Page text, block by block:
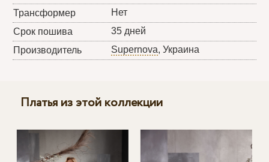
Трансформер
Нет
Срок пошива
35 дней
Производитель
Supernova, Украина
Платья из этой коллекции